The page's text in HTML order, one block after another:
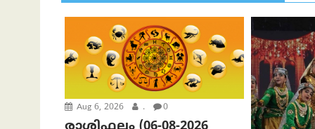
Aug 6, 2026 . 0